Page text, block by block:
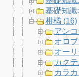
基礎知識
柑橘 (16)
アン
オロ
オー
カク
カラ